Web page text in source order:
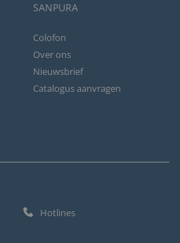
SANPURA
Colofon
Over ons
Nieuwsbrief
Catalogus aanvragen
Hotlines